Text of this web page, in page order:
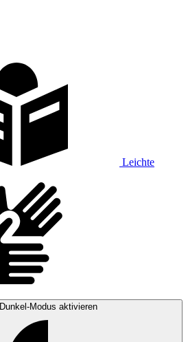
Leichte
Dunkel-Modus aktivieren